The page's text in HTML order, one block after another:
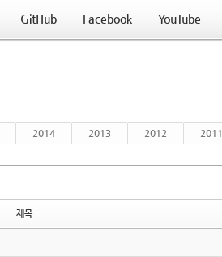
GitHub Facebook YouTube
2014 2013 2012 2011
제목